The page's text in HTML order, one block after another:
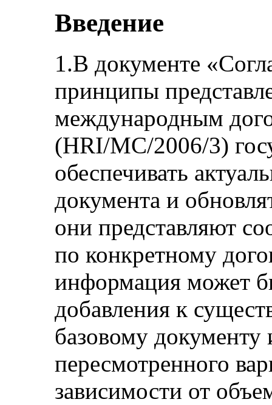
Введение
1.В документе
принципы
международным
(HRI/MC/2006/3)
обеспечивать
документа и
они представляют
по конкретному
информация может
добавления к
базовому документу
пересмотренного
зависимости от